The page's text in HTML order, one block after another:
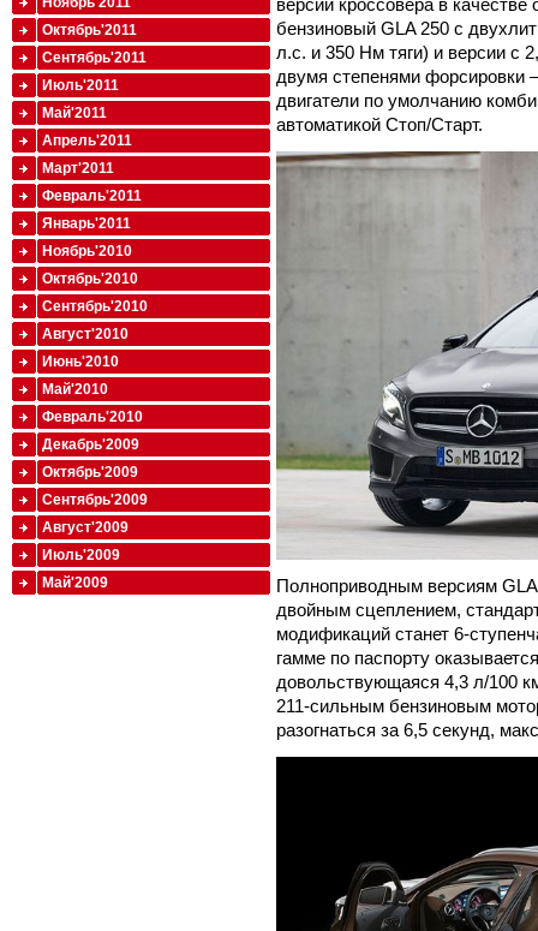
бензиновый GLA 250 с
л.с. и 350 Нм тяги) и версии с
двумя степенями форсировки
двигатели по умолчанию
автоматикой Стоп/Старт.
Полноприводным версиям GLA
двойным сцеплением,
модификаций станет 6-
гамме по паспорту
довольствующаяся 4,3 л/100
211-сильным бензиновым
разогнаться за 6,5 секунд,
Октябрь'2011
Сентябрь'2011
Июль'2011
Май'2011
Апрель'2011
Март'2011
Февраль'2011
Январь'2011
Ноябрь'2010
Октябрь'2010
Сентябрь'2010
Август'2010
Июнь'2010
Май'2010
Февраль'2010
Декабрь'2009
Октябрь'2009
Сентябрь'2009
Август'2009
Июль'2009
Май'2009